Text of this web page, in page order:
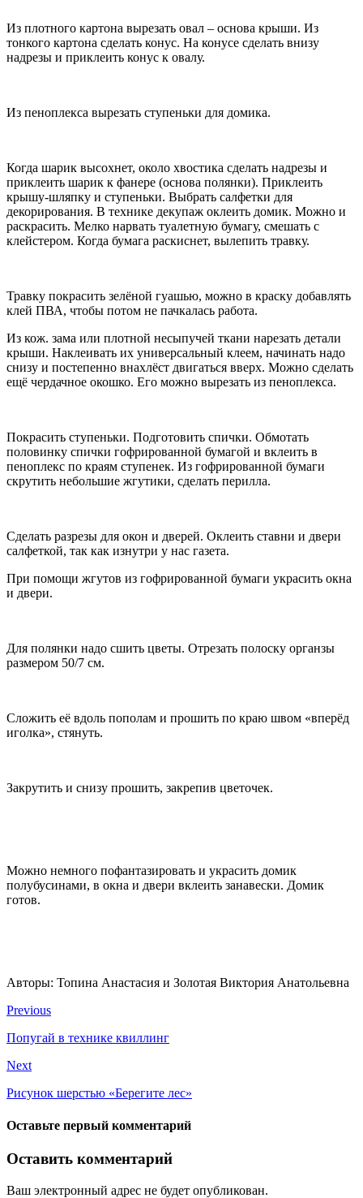
Из плотного картона вырезать овал – основа крыши. Из
тонкого картона сделать конус. На конусе сделать внизу
надрезы и приклеить конус к овалу.
Из пеноплекса вырезать ступеньки для домика.
Когда шарик высохнет, около хвостика сделать надрезы и
приклеить шарик к фанере (основа полянки). Приклеить
крышу-шляпку и ступеньки. Выбрать салфетки для
декорирования. В технике декупаж оклеить домик. Можно и
раскрасить. Мелко нарвать туалетную бумагу, смешать с
клейстером. Когда бумага раскиснет, вылепить травку.
Травку покрасить зелёной гуашью, можно в краску добавлять
клей ПВА, чтобы потом не пачкалась работа.
Из кож. зама или плотной несыпучей ткани нарезать детали
крыши. Наклеивать их универсальный клеем, начинать надо
снизу и постепенно внахлёст двигаться вверх. Можно сделать
ещё чердачное окошко. Его можно вырезать из пеноплекса.
Покрасить ступеньки. Подготовить спички. Обмотать
половинку спички гофрированной бумагой и вклеить в
пеноплекс по краям ступенек. Из гофрированной бумаги
скрутить небольшие жгутики, сделать перилла.
Сделать разрезы для окон и дверей. Оклеить ставни и двери
салфеткой, так как изнутри у нас газета.
При помощи жгутов из гофрированной бумаги украсить окна
и двери.
Для полянки надо сшить цветы. Отрезать полоску органзы
размером 50/7 см.
Сложить её вдоль пополам и прошить по краю швом «вперёд
иголка», стянуть.
Закрутить и снизу прошить, закрепив цветочек.
Можно немного пофантазировать и украсить домик
полубусинами, в окна и двери вклеить занавески. Домик
готов.
Авторы: Топина Анастасия и Золотая Виктория Анатольевна
Previous
Попугай в технике квиллинг
Next
Рисунок шерстью «Берегите лес»
Оставьте первый комментарий
Оставить комментарий
Ваш электронный адрес не будет опубликован.